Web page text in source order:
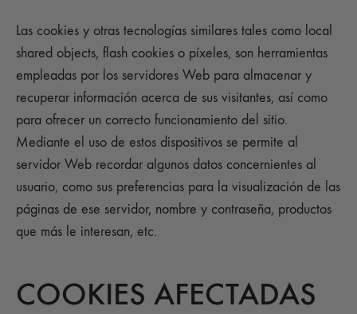
Las cookies y otras tecnologías similares tales como local
shared objects, flash cookies o píxeles, son herramientas
empleadas por los servidores Web para almacenar y
recuperar información acerca de sus visitantes, así como
para ofrecer un correcto funcionamiento del sitio.
Mediante el uso de estos dispositivos se permite al
servidor Web recordar algunos datos concernientes al
usuario, como sus preferencias para la visualización de las
páginas de ese servidor, nombre y contraseña, productos
que más le interesan, etc.
COOKIES AFECTADAS